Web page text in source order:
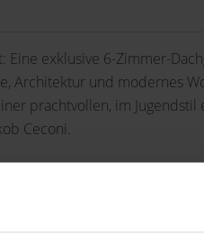
exklusive 6-Zimmer-
Architektur und modernes
prachtvollen, im Jugendstil
Ceconi.
gesamte Dachgeschoss
gerecht wird. Sie
Herzstück der Wohnung